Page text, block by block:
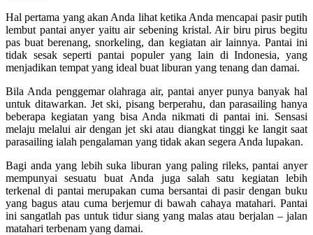
Hal pertama yang akan Anda lihat ketika Anda mencapai pasir putih
lembut pantai anyer yaitu air sebening kristal. Air biru pirus begitu
pas buat berenang, snorkeling, dan kegiatan air lainnya. Pantai ini
tidak sesak seperti pantai populer yang lain di Indonesia, yang
menjadikan tempat yang ideal buat liburan yang tenang dan damai.
Bila Anda penggemar olahraga air, pantai anyer punya banyak hal
untuk ditawarkan. Jet ski, pisang berperahu, dan parasailing hanya
beberapa kegiatan yang bisa Anda nikmati di pantai ini. Sensasi
melaju melalui air dengan jet ski atau diangkat tinggi ke langit saat
parasailing ialah pengalaman yang tidak akan segera Anda lupakan.
Bagi anda yang lebih suka liburan yang paling rileks, pantai anyer
mempunyai sesuatu buat Anda juga salah satu kegiatan lebih
terkenal di pantai merupakan cuma bersantai di pasir dengan buku
yang bagus atau cuma berjemur di bawah cahaya matahari. Pantai
ini sangatlah pas untuk tidur siang yang malas atau berjalan – jalan
matahari terbenam yang damai.